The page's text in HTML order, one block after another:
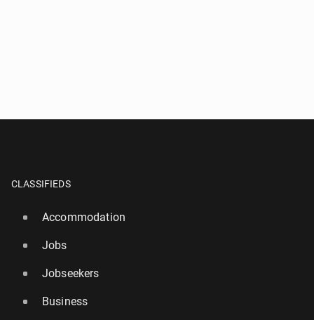
CLASSIFIEDS
Accommodation
Jobs
Jobseekers
Business